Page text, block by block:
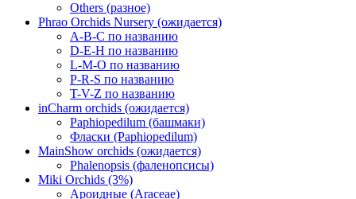
Others (разное)
Phrao Orchids Nursery (ожидается)
A-B-C по названию
D-E-H по названию
L-M-O по названию
P-R-S по названию
T-V-Z по названию
inCharm orchids (ожидается)
Paphiopedilum (башмаки)
Фласки (Paphiopedilum)
MainShow orchids (ожидается)
Phalenopsis (фаленопсисы)
Miki Orchids (3%)
Ароидные (Araceae)